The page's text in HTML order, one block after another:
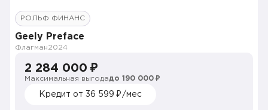
РОЛЬФ ФИНАНС
Geely Preface
Флагман2024
2 284 000 ₽
Максимальная выгодадо 190 000 ₽
Кредит от 36 599 ₽/мес